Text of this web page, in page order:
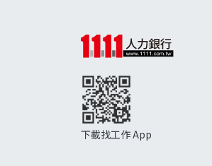
下載找工作 App